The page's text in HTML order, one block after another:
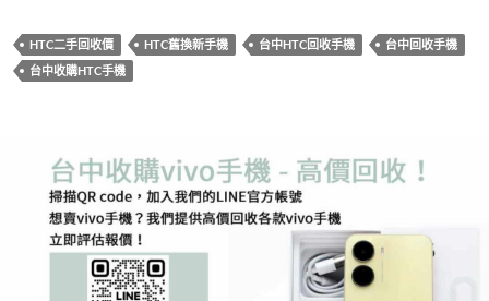
e
k
e itt ail
HTC二手回收價 HTC舊換新手機 台中HTC回收手機
台中回收手機
台中收購HTC手機